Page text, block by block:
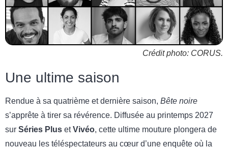
Crédit photo: CORUS.
Une ultime saison
Rendue à sa quatrième et dernière saison, Bête noire
s’apprête à tirer sa révérence. Diffusée au printemps 2027
sur Séries Plus etVivéo, cette ultime mouture plongera de
nouveau les téléspectateurs au cœur d’une enquête où la